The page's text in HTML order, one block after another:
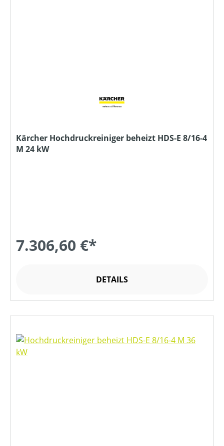
Kärcher Hochdruckreiniger beheizt HDS-E 8/16-4
M 24 kW
7.306,60 €*
DETAILS